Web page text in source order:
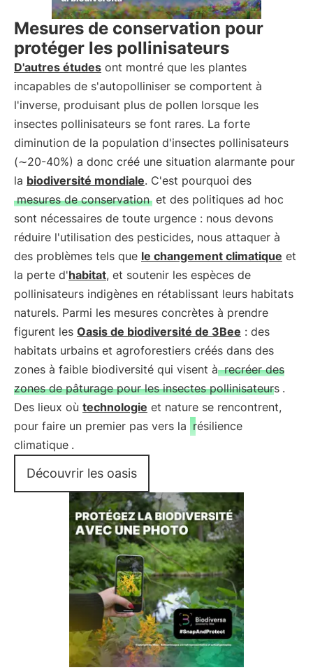
Mesures de conservation pour
protéger les pollinisateurs
D'autres études ont montré que les plantes
incapables de s'autopolliniser se comportent à
l'inverse, produisant plus de pollen lorsque les
insectes pollinisateurs se font rares. La forte
diminution de la population d'insectes pollinisateurs
(∼20-40%) a donc créé une situation alarmante pour
la biodiversité mondiale. C'est pourquoi des
mesures de conservation et des politiques ad hoc
sont nécessaires de toute urgence : nous devons
réduire l'utilisation des pesticides, nous attaquer à
des problèmes tels que le changement climatique et
la perte d'habitat, et soutenir les espèces de
pollinisateurs indigènes en rétablissant leurs habitats
naturels. Parmi les mesures concrètes à prendre
figurent les Oasis de biodiversité de 3Bee : des
habitats urbains et agroforestiers créés dans des
zones à faible biodiversité qui visent à recréer des
zones de pâturage pour les insectes pollinisateurs .
Des lieux où technologie et nature se rencontrent,
pour faire un premier pas vers la résilience
climatique .
Découvrir les oasis